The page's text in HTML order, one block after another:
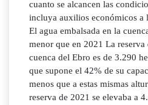
cuanto se alcancen las
incluya auxilios económicos a
El agua embalsada en la
menor que en 2021 La reserva
cuenca del Ebro es de 3.290
que supone el 42% de su
menos que a estas mismas
reserva de 2021 se elevaba a